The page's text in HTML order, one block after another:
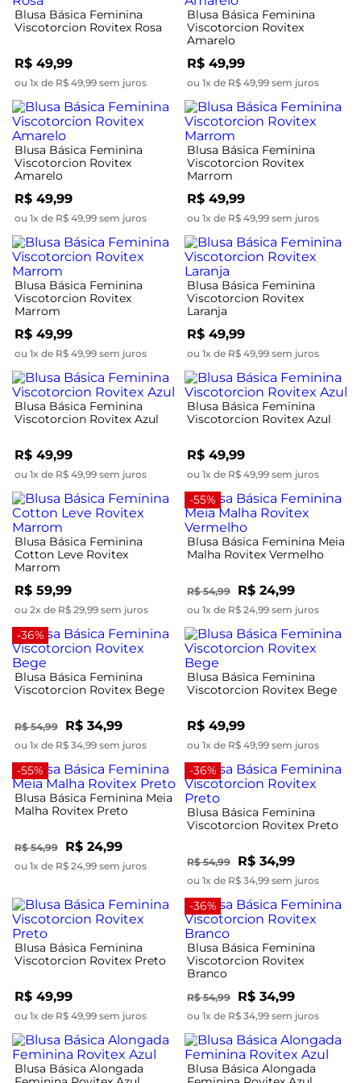
Blusa Básica Feminina
Viscotorcion Rovitex Rosa
R$ 49,99
ou 1x de R$ 49,99 sem juros
Blusa Básica Feminina
Viscotorcion Rovitex
Amarelo
R$ 49,99
ou 1x de R$ 49,99 sem juros
Blusa Básica Feminina
Viscotorcion Rovitex
Amarelo
R$ 49,99
ou 1x de R$ 49,99 sem juros
Blusa Básica Feminina
Viscotorcion Rovitex
Marrom
R$ 49,99
ou 1x de R$ 49,99 sem juros
Blusa Básica Feminina
Viscotorcion Rovitex
Marrom
R$ 49,99
ou 1x de R$ 49,99 sem juros
Blusa Básica Feminina
Viscotorcion Rovitex
Laranja
R$ 49,99
ou 1x de R$ 49,99 sem juros
Blusa Básica Feminina
Viscotorcion Rovitex Azul
R$ 49,99
ou 1x de R$ 49,99 sem juros
Blusa Básica Feminina
Viscotorcion Rovitex Azul
R$ 49,99
ou 1x de R$ 49,99 sem juros
Blusa Básica Feminina
Cotton Leve Rovitex
Marrom
R$ 59,99
ou 2x de R$ 29,99 sem juros
-55%
Blusa Básica Feminina Meia
Malha Rovitex Vermelho
R$ 54,99 R$ 24,99
ou 1x de R$ 24,99 sem juros
-36%
Blusa Básica Feminina
Viscotorcion Rovitex Bege
R$ 54,99 R$ 34,99
ou 1x de R$ 34,99 sem juros
Blusa Básica Feminina
Viscotorcion Rovitex Bege
R$ 49,99
ou 1x de R$ 49,99 sem juros
-55%
Blusa Básica Feminina Meia
Malha Rovitex Preto
R$ 54,99 R$ 24,99
ou 1x de R$ 24,99 sem juros
-36%
Blusa Básica Feminina
Viscotorcion Rovitex Preto
R$ 54,99 R$ 34,99
ou 1x de R$ 34,99 sem juros
Blusa Básica Feminina
Viscotorcion Rovitex Preto
R$ 49,99
ou 1x de R$ 49,99 sem juros
-36%
Blusa Básica Feminina
Viscotorcion Rovitex
Branco
R$ 54,99 R$ 34,99
ou 1x de R$ 34,99 sem juros
Blusa Básica Alongada
Blusa Básica Alongada